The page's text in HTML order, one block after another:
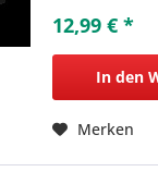
12,99 € *
In den
Merken